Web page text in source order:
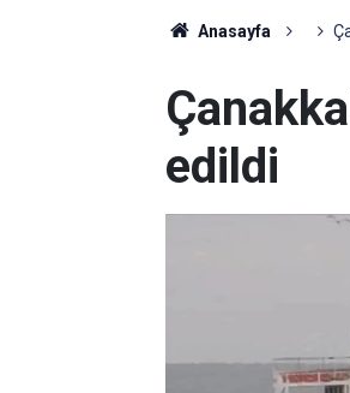
Anasayfa
edildi